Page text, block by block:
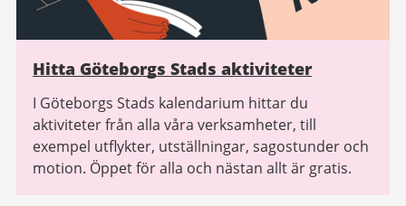
Hitta Göteborgs Stads aktiviteter
I Göteborgs Stads kalendarium hittar du
aktiviteter från alla våra verksamheter, till
exempel utflykter, utställningar, sagostunder och
motion. Öppet för alla och nästan allt är gratis.